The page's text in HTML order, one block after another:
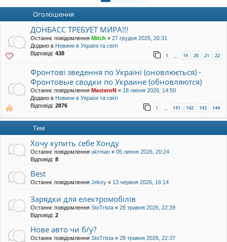
уп
Оголошення
ДОНБАСС ТРЕБУЕТ МИРА!!!
Останнє повідомлення Mitch « 27 грудня 2025, 20:31
Додано в Новини в Україні та світі
Відповіді: 438 1 … 19 20 21 22
Фронтові зведення по Україні (оновлюється) -
Фронтовые сводки по Украине (обновляются)
Останнє повідомлення MasteroN « 18 липня 2026, 14:50
Додано в Новини в Україні та світі
Відповіді: 2876 1 … 141 142 143 144
Тем
Хочу купить себе Хонду
Останнє повідомлення ukrman « 05 липня 2026, 20:24
Відповіді: 8
Best
Останнє повідомлення Jeksy « 13 червня 2026, 16:14
Зарядки для електромобілів
Останнє повідомлення StoTrista « 28 травня 2026, 22:39
Відповіді: 2
Нове авто чи б/у?
Останнє повідомлення StoTrista « 28 травня 2026, 22:37